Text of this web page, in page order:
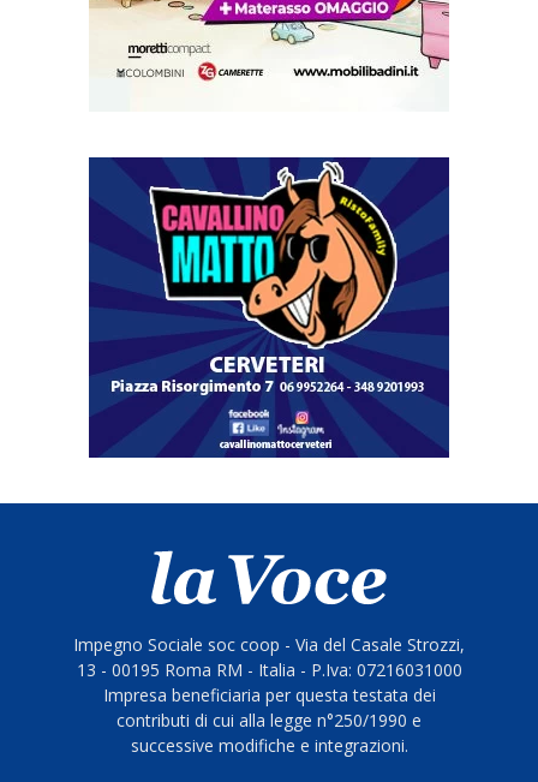
Impegno Sociale soc coop - Via del Casale Strozzi,
13 - 00195 Roma RM - Italia - P.Iva: 07216031000
Impresa beneficiaria per questa testata dei
contributi di cui alla legge n°250/1990 e
successive modifiche e integrazioni.